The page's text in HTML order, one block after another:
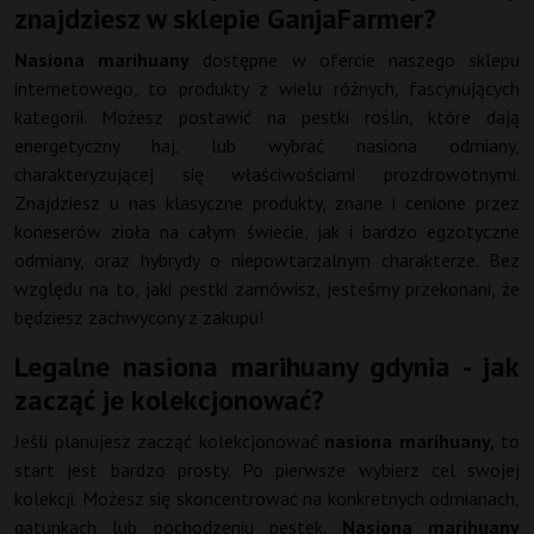
znajdziesz w sklepie GanjaFarmer?
Nasiona marihuany dostępne w ofercie naszego sklepu
internetowego, to produkty z wielu różnych, fascynujących
kategorii. Możesz postawić na pestki roślin, które dają
energetyczny haj, lub wybrać nasiona odmiany,
charakteryzującej się właściwościami prozdrowotnymi.
Znajdziesz u nas klasyczne produkty, znane i cenione przez
koneserów zioła na całym świecie, jak i bardzo egzotyczne
odmiany, oraz hybrydy o niepowtarzalnym charakterze. Bez
względu na to, jaki pestki zamówisz, jesteśmy przekonani, że
będziesz zachwycony z zakupu!
Legalne nasiona marihuany gdynia - jak
zacząć je kolekcjonować?
Jeśli planujesz zacząć kolekcjonować nasiona marihuany, to
start jest bardzo prosty. Po pierwsze wybierz cel swojej
kolekcji. Możesz się skoncentrować na konkretnych odmianach,
gatunkach lub pochodzeniu pestek. Nasiona marihuany